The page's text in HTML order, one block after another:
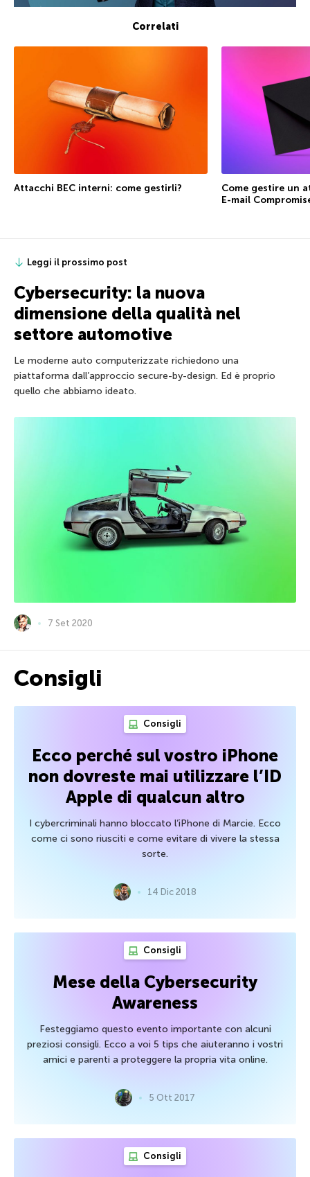
Correlati
Attacchi BEC interni: come gestirli?
Come gestire un
E-mail
Leggi il prossimo post
Cybersecurity: la nuova
dimensione della qualità nel
settore automotive
Le moderne auto computerizzate richiedono una
piattaforma dall’approccio secure-by-design. Ed è proprio
quello che abbiamo ideato.
7 Set 2020
Consigli
Consigli
Ecco perché sul vostro iPhone
non dovreste mai utilizzare l’ID
Apple di qualcun altro
I cybercriminali hanno bloccato l’iPhone di Marcie. Ecco
come ci sono riusciti e come evitare di vivere la stessa
sorte.
14 Dic 2018
Consigli
Mese della Cybersecurity
Awareness
Festeggiamo questo evento importante con alcuni
preziosi consigli. Ecco a voi 5 tips che aiuteranno i vostri
amici e parenti a proteggere la propria vita online.
5 Ott 2017
Consigli